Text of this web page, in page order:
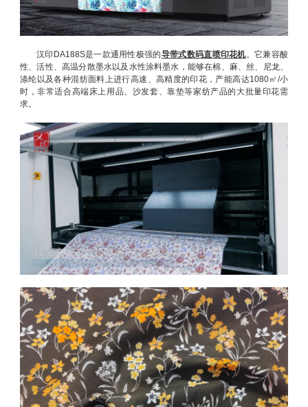
汉印DA188S是一款通用性极强的导带式数码直喷印花机。它兼容酸
性、活性、高温分散墨水以及水性涂料墨水，能够在棉、麻、丝、尼龙、
涤纶以及各种混纺面料上进行高速、高精度的印花，产能高达1080㎡/小
时，非常适合高端床上用品、沙发套、靠垫等家纺产品的大批量印花需
求。